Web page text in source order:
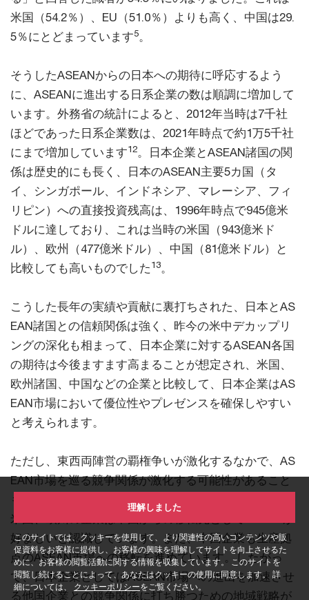
このサイトでは、クッキーを使用して、より関連性の高いコンテンツや販
促資料をお客様に提供し、お客様の興味を理解してサイトを向上させるた
めに、お客様の閲覧活動に関する情報を収集しています。 このサイトを
閲覧し続けることによって、あなたはクッキーの使用に同意します。 詳
細については、 クッキーポリシーをご覧ください。
理解しました
米国（54.2％）、EU（51.0％）よりも高く、中国は29.
5％にとどまっています5。
そうしたASEANからの日本への期待に呼応するよう
に、ASEANに進出する日系企業の数は順調に増加して
います。外務省の統計によると、2012年当時は7千社
ほどであった日系企業数は、2021年時点で約1万5千社
にまで増加しています12。日本企業とASEAN諸国の関
係は歴史的にも長く、日本のASEAN主要5カ国（タ
イ、シンガポール、インドネシア、マレーシア、フィ
リピン）への直接投資残高は、1996年時点で945億米
ドルに達しており、これは当時の米国（943億米ド
ル）、欧州（477億米ドル）、中国（81億米ドル）と
比較しても高いものでした13。
こうした長年の実績や貢献に裏打ちされた、日本とAS
EAN諸国との信頼関係は強く、昨今の米中デカップリ
ングの深化も相まって、日本企業に対するASEAN各国
の期待は今後ますます高まることが想定され、米国、
欧州諸国、中国などの企業と比較して、日本企業はAS
EAN市場において優位性やプレゼンスを確保しやすい
と考えられます。
ただし、東西両陣営の覇権争いが激化するなかで、AS
EAN市場を巡る競争関係が激化する可能性があること
も念頭に置く必要があります。先述のとおり、日本、
米国、欧州の企業は中国からの移転先としてASEANが
好ましいと認識しています。また、中国企業も生産拠
点のASEAN市場への移転を進めています。したがっ
て、日本企業としてはASEAN市場への進出を加速させ
る他国企業との競争関係に打ち勝つための地域戦略が